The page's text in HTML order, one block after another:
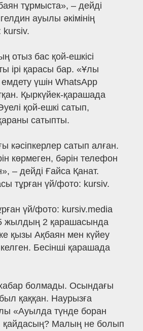
тұрмыста», – дейді
ауылы әкімінің
kursiv.
отыз бас қой-ешкісі
ірі қарасы бар. «Ұлы
үшін WhatsApp
Қыркүйек-қарашада
қой-ешкі сатып,
қараны сатыпты.
кәсіпкерлер сатып алған.
көрмеген, бәрін телефон
– дейді Ғайса Қанат.
тұрған үй/фото: kursiv.
үй/фото: kursiv.media
жылдың 2 қарашасында
қызы Ақбаян мен күйеу
Бесінші қарашада
болмады. Осындағы
қаққан. Наурызға
«Ауылда түнде боран
Малың не болып